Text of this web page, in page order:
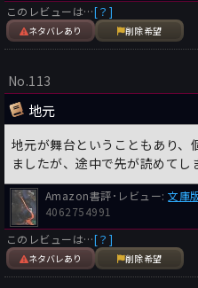
このレビューは…[？]
ネタバレあり 削除希望
No.113
地元
地元が舞台ということもあり、
ましたが、途中で先が読めてし
Amazon書評･レビュー:文庫
4062754991
このレビューは…[？]
ネタバレあり 削除希望